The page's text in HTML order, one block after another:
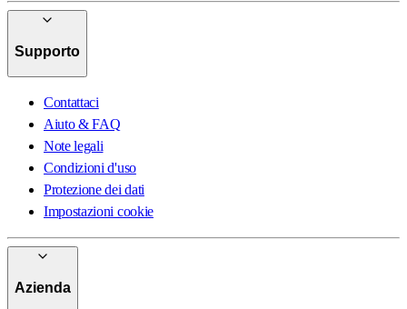
Supporto
Contattaci
Aiuto & FAQ
Note legali
Condizioni d'uso
Protezione dei dati
Impostazioni cookie
Azienda